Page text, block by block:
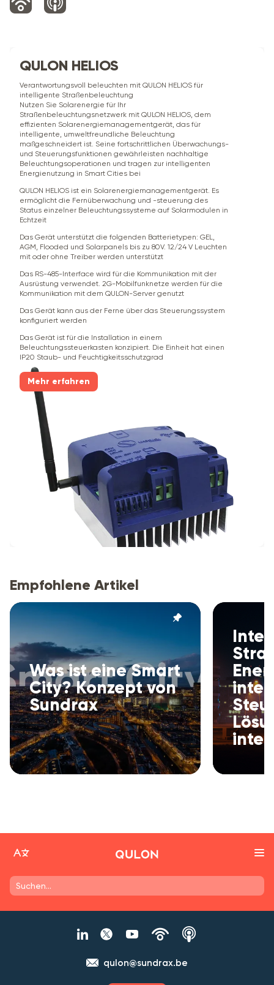
QULON HELIOS
Verantwortungsvoll beleuchten mit QULON HELIOS für
intelligente Straßenbeleuchtung
Nutzen Sie Solarenergie für Ihr
Straßenbeleuchtungsnetzwerk mit QULON HELIOS, dem
effizienten Solarenergiemanagementgerät, das für
intelligente, umweltfreundliche Beleuchtung
maßgeschneidert ist. Seine fortschrittlichen Überwachungs-
und Steuerungsfunktionen gewährleisten nachhaltige
Beleuchtungsoperationen und tragen zur intelligenten
Energienutzung in Smart Cities bei
QULON HELIOS ist ein Solarenergiemanagementgerät. Es
ermöglicht die Fernüberwachung und -steuerung des
Status einzelner Beleuchtungssysteme auf Solarmodulen in
Echtzeit
Das Gerät unterstützt die folgenden Batterietypen: GEL,
AGM, Flooded und Solarpanels bis zu 80V. 12/24 V Leuchten
mit oder ohne Treiber werden unterstützt
Das RS-485-Interface wird für die Kommunikation mit der
Ausrüstung verwendet. 2G-Mobilfunknetze werden für die
Kommunikation mit dem QULON-Server genutzt
Das Gerät kann aus der Ferne über das Steuerungssystem
konfiguriert werden
Das Gerät ist für die Installation in einem
Beleuchtungssteuerkasten konzipiert. Die Einheit hat einen
IP20 Staub- und Feuchtigkeitsschutzgrad
Mehr erfahren
Empfohlene Artikel
Was ist eine Smart
City? Konzept von
Sundrax
qulon@sundrax.be